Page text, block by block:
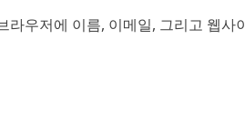
라우저에 이름, 이메일, 그리고 웹사